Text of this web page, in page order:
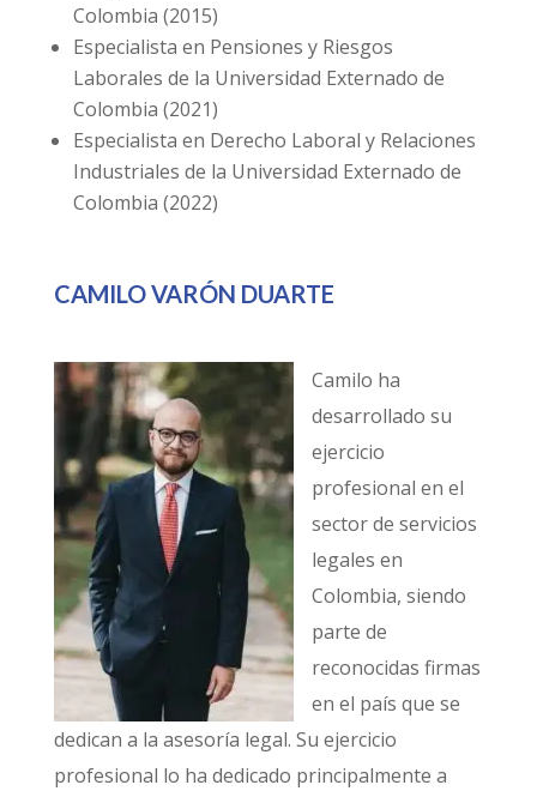
Colombia (2015)
Especialista en Pensiones y Riesgos
Laborales de la Universidad Externado de
Colombia (2021)
Especialista en Derecho Laboral y Relaciones
Industriales de la Universidad Externado de
Colombia (2022)
CAMILO VARÓN DUARTE
Camilo ha
desarrollado su
ejercicio
profesional en el
sector de servicios
legales en
Colombia, siendo
parte de
reconocidas firmas
en el país que se
dedican a la asesoría legal. Su ejercicio
profesional lo ha dedicado principalmente a